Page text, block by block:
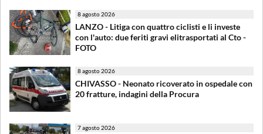
8 agosto 2026
LANZO - Litiga con quattro ciclisti e li investe
con l'auto: due feriti gravi elitrasportati al Cto -
FOTO
8 agosto 2026
CHIVASSO - Neonato ricoverato in ospedale con
20 fratture, indagini della Procura
7 agosto 2026